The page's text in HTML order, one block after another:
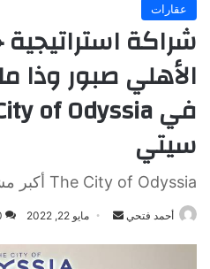
عقارات
شراكة
الأهلي صبور وذا
سيتي
The City of Odyssia أكبر مشروع في مستقبل سيتي
أحمد فتحي
أرسل مايو 22, 2022